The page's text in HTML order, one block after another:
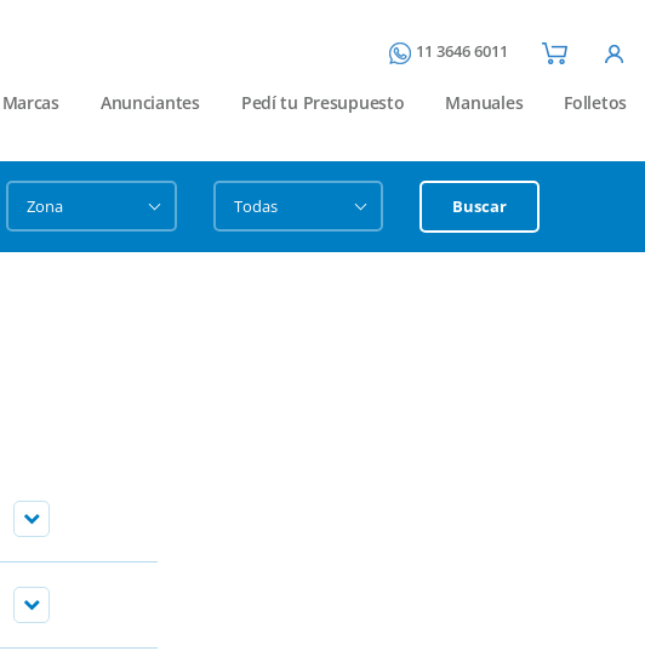
11 3646 6011
Marcas Anunciantes Pedí tu Presupuesto Manuales Folletos
Buscar